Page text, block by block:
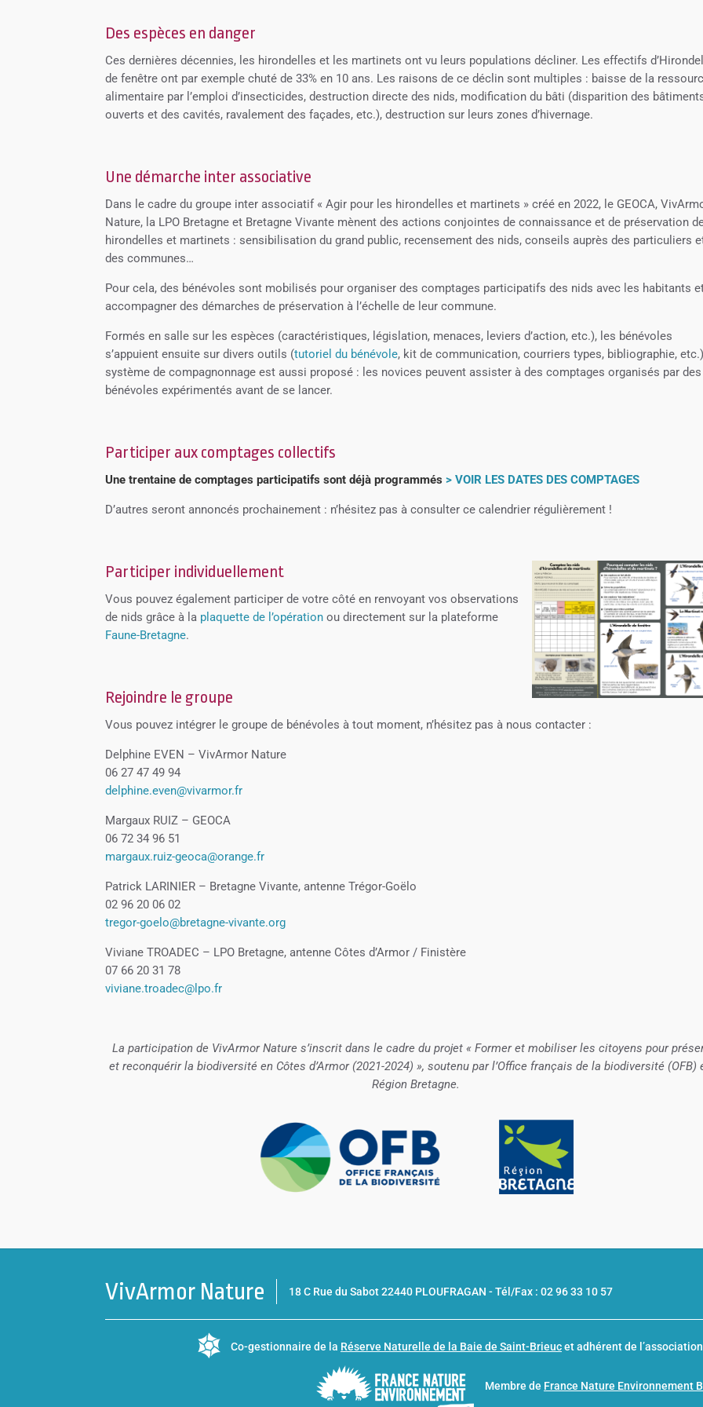
Des espèces en danger
Ces dernières décennies, les hirondelles et les martinets ont vu leurs populations décliner. Les effectifs
de fenêtre ont par exemple chuté de 33% en 10 ans. Les raisons de ce déclin sont multiples : baisse de la
alimentaire par l’emploi d’insecticides, destruction directe des nids, modification du bâti (disparition des
ouverts et des cavités, ravalement des façades, etc.), destruction sur leurs zones d’hivernage.
Une démarche inter associative
Dans le cadre du groupe inter associatif « Agir pour les hirondelles et martinets » créé en 2022, le GEOCA,
Nature, la LPO Bretagne et Bretagne Vivante mènent des actions conjointes de connaissance et de préservation
hirondelles et martinets : sensibilisation du grand public, recensement des nids, conseils auprès des particuliers
des communes…
Pour cela, des bénévoles sont mobilisés pour organiser des comptages participatifs des nids avec les habitants
accompagner des démarches de préservation à l’échelle de leur commune.
Formés en salle sur les espèces (caractéristiques, législation, menaces, leviers d’action, etc.), les bénévoles
s’appuient ensuite sur divers outils (tutoriel du bénévole, kit de communication, courriers types, bibliographie,
système de compagnonnage est aussi proposé : les novices peuvent assister à des comptages organisés par des
bénévoles expérimentés avant de se lancer.
Participer aux comptages collectifs
Une trentaine de comptages participatifs sont déjà programmés> VOIR LES DATES DES COMPTAGES
D’autres seront annoncés prochainement : n’hésitez pas à consulter ce calendrier régulièrement !
Participer individuellement
Vous pouvez également participer de votre côté en renvoyant vos observations
de nids grâce à la plaquette de l’opération ou directement sur la plateforme
Faune-Bretagne.
Rejoindre le groupe
Vous pouvez intégrer le groupe de bénévoles à tout moment, n’hésitez pas à nous contacter :
Delphine EVEN – VivArmor Nature
06 27 47 49 94
delphine.even@vivarmor.fr
Margaux RUIZ – GEOCA
06 72 34 96 51
margaux.ruiz-geoca@orange.fr
Patrick LARINIER – Bretagne Vivante, antenne Trégor-Goëlo
02 96 20 06 02
tregor-goelo@bretagne-vivante.org
Viviane TROADEC – LPO Bretagne, antenne Côtes d’Armor / Finistère
07 66 20 31 78
viviane.troadec@lpo.fr
La participation de VivArmor Nature s’inscrit dans le cadre du projet « Former et mobiliser les citoyens pour
et reconquérir la biodiversité en Côtes d’Armor (2021-2024) », soutenu par l’Office français de la biodiversité (OFB)
Région Bretagne.
VivArmor Nature 18 C Rue du Sabot 22440 PLOUFRAGAN -Tél/Fax : 02 96 33 10 57
Co-gestionnaire de la Réserve Naturelle de la Baie de Saint-Brieucet adhérent de
Membre de France Nature Environnement